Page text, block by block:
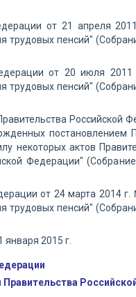
от 21 апреля
трудовых пенсий"
от 20 июля
трудовых пенсий"
Российской
постановлением
некоторых актов
Федерации"
от 24 марта 2014
трудовых пенсий"
января 2015 г.